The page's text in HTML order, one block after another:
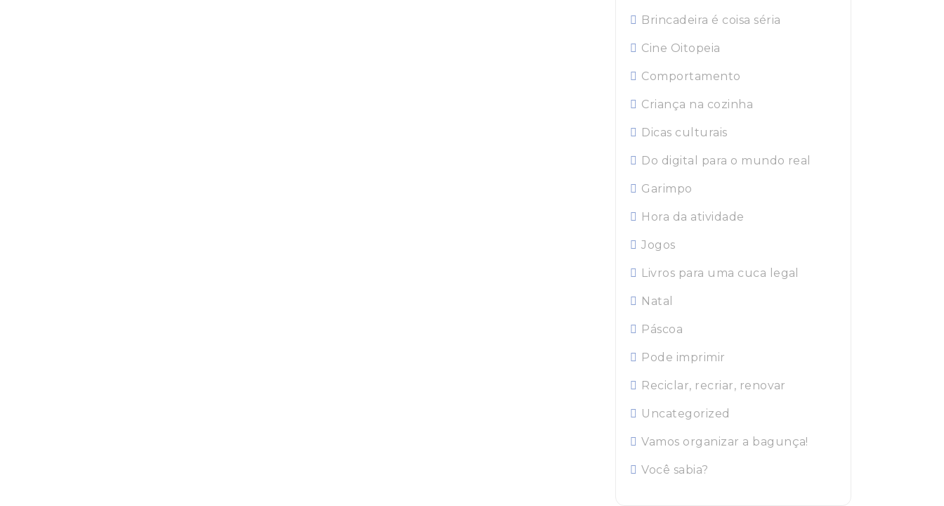
Brincadeira é coisa séria
Cine Oitopeia
Comportamento
Criança na cozinha
Dicas culturais
Do digital para o mundo real
Garimpo
Hora da atividade
Jogos
Livros para uma cuca legal
Natal
Páscoa
Pode imprimir
Reciclar, recriar, renovar
Uncategorized
Vamos organizar a bagunça!
Você sabia?